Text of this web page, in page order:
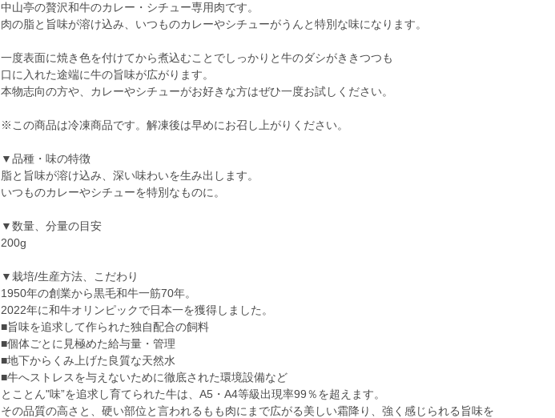
中山亭の贅沢和牛のカレー・シチュー専用肉です。
肉の脂と旨味が溶け込み、いつものカレーやシチューがうんと特別な味になります。
一度表面に焼き色を付けてから煮込むことでしっかりと牛のダシがききつつも
口に入れた途端に牛の旨味が広がります。
本物志向の方や、カレーやシチューがお好きな方はぜひ一度お試しください。
※この商品は冷凍商品です。解凍後は早めにお召し上がりください。
▼品種・味の特徴
脂と旨味が溶け込み、深い味わいを生み出します。
いつものカレーやシチューを特別なものに。
▼数量、分量の目安
200g
▼栽培/生産方法、こだわり
1950年の創業から黒毛和牛一筋70年。
2022年に和牛オリンピックで日本一を獲得しました。
■旨味を追求して作られた独自配合の飼料
■個体ごとに見極めた給与量・管理
■地下からくみ上げた良質な天然水
■牛へストレスを与えないために徹底された環境設備など
とことん"味”を追求し育てられた牛は、A5・A4等級出現率99％を超えます。
その品質の高さと、硬い部位と言われるもも肉にまで広がる美しい霜降り、強く感じられる旨味を